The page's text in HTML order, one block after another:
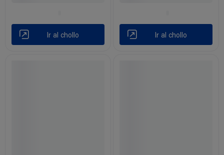
Ir al chollo Ir al chollo